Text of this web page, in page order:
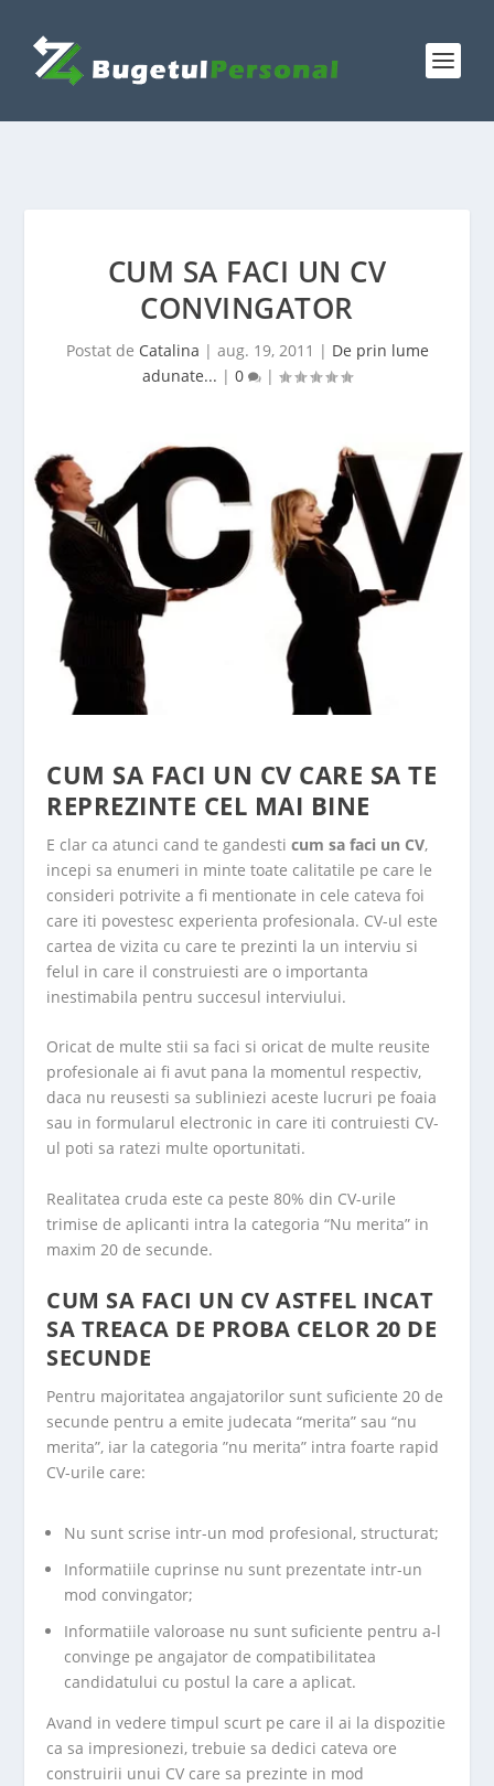
CUM SA FACI UN CV
CONVINGATOR
Postat de Catalina | aug. 19, 2011 | De prin lume
adunate... | 0 |
CUM SA FACI UN CV CARE SA TE
REPREZINTE CEL MAI BINE
E clar ca atunci cand te gandesticum sa faci un CV,
incepi sa enumeri in minte toate calitatile pe care le
consideri potrivite a fi mentionate in cele cateva foi
care iti povestesc experienta profesionala. CV-ul este
cartea de vizita cu care te prezinti la un interviu si
felul in care il construiesti are o importanta
inestimabila pentru succesul interviului.
Oricat de multe stii sa faci si oricat de multe reusite
profesionale ai fi avut pana la momentul respectiv,
daca nu reusesti sa subliniezi aceste lucruri pe foaia
sau in formularul electronic in care iti contruiesti CV-
ul poti sa ratezi multe oportunitati.
Realitatea cruda este ca peste 80% din CV-urile
trimise de aplicanti intra la categoria “Nu merita” in
maxim 20 de secunde.
CUM SA FACI UN CV ASTFEL INCAT
SA TREACA DE PROBA CELOR 20 DE
SECUNDE
Pentru majoritatea angajatorilor sunt suficiente 20 de
secunde pentru a emite judecata “merita” sau “nu
merita”, iar la categoria ”nu merita” intra foarte rapid
CV-urile care:
Nu sunt scrise intr-un mod profesional, structurat;
Informatiile cuprinse nu sunt prezentate intr-un
mod convingator;
Informatiile valoroase nu sunt suficiente pentru a-l
convinge pe angajator de compatibilitatea
candidatului cu postul la care a aplicat.
Avand in vedere timpul scurt pe care il ai la dispozitie
ca sa impresionezi, trebuie sa dedici cateva ore
construirii unui CV care sa prezinte in mod